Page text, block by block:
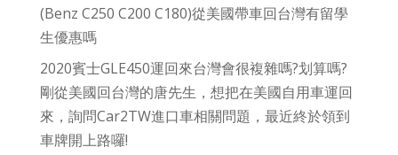
(Benz C250 C200 C180)從美國帶車回台灣有留學
生優惠嗎
2020賓士GLE450運回來台灣會很複雜嗎?划算嗎?
剛從美國回台灣的唐先生，想把在美國自用車運回
來，詢問Car2TW進口車相關問題，最近終於領到
車牌開上路囉!